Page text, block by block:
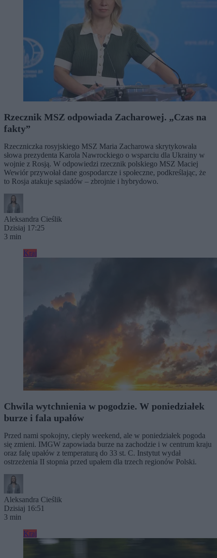
Rzecznik MSZ odpowiada Zacharowej. „Czas na
fakty”
Rzeczniczka rosyjskiego MSZ Maria Zacharowa skrytykowała
słowa prezydenta Karola Nawrockiego o wsparciu dla Ukrainy w
wojnie z Rosją. W odpowiedzi rzecznik polskiego MSZ Maciej
Wewiór przywołał dane gospodarcze i społeczne, podkreślając, że
to Rosja atakuje sąsiadów – zbrojnie i hybrydowo.
Aleksandra Cieślik
Dzisiaj 17:25
3 min
Kraj
Chwila wytchnienia w pogodzie. W poniedziałek
burze i fala upałów
Przed nami spokojny, ciepły weekend, ale w poniedziałek pogoda
się zmieni. IMGW zapowiada burze na zachodzie i w centrum kraju
oraz falę upałów z temperaturą do 33 st. C. Instytut wydał
ostrzeżenia II stopnia przed upałem dla trzech regionów Polski.
Aleksandra Cieślik
Dzisiaj 16:51
3 min
Kraj